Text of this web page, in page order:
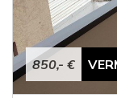
850,- €